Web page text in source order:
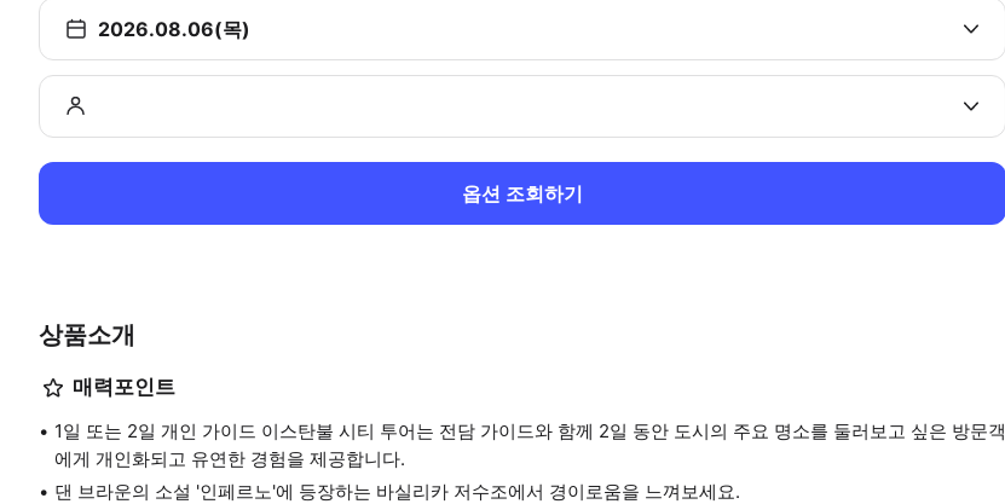
2026.08.06(목)
옵션 조회하기
상품소개
매력포인트
1일 또는 2일 개인 가이드 이스탄불 시티 투어는 전담 가이드와 함께 2일 동안 도시의 주요 명소를 둘러보고 싶은 방문객
에게 개인화되고 유연한 경험을 제공합니다.
댄 브라운의 소설 '인페르노'에 등장하는 바실리카 저수조에서 경이로움을 느껴보세요.